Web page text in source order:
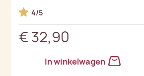
4/5
€ 32,90
In winkelwagen